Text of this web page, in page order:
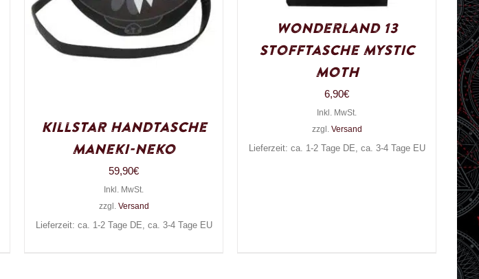
Killstar Handtasche
Maneki-Neko
59,90€
Inkl. MwSt.
zzgl. Versand
Lieferzeit: ca. 1-2 Tage DE, ca. 3-4 Tage EU
Wonderland 13
Stofftasche Mystic
Moth
6,90€
Inkl. MwSt.
zzgl. Versand
Lieferzeit: ca. 1-2 Tage DE, ca. 3-4 Tage EU